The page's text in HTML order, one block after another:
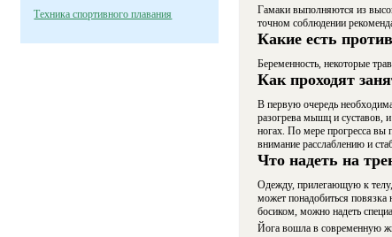
Техника спортивного плавания
Гамаки выполняются из
точном соблюдении
Какие есть
Беременность, некоторые
Как проходят
В первую очередь
разогрева мышц и суставов,
ногах. По мере прогресса вы
внимание расслаблению и
Что надеть на
Одежду, прилегающую к
может понадобиться повязка
босиком, можно надеть
Йога вошла в современную